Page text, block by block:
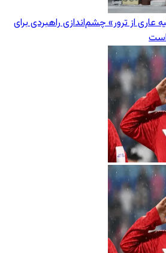
عاری از ترور» چشم‌اندازی راهبردی برای